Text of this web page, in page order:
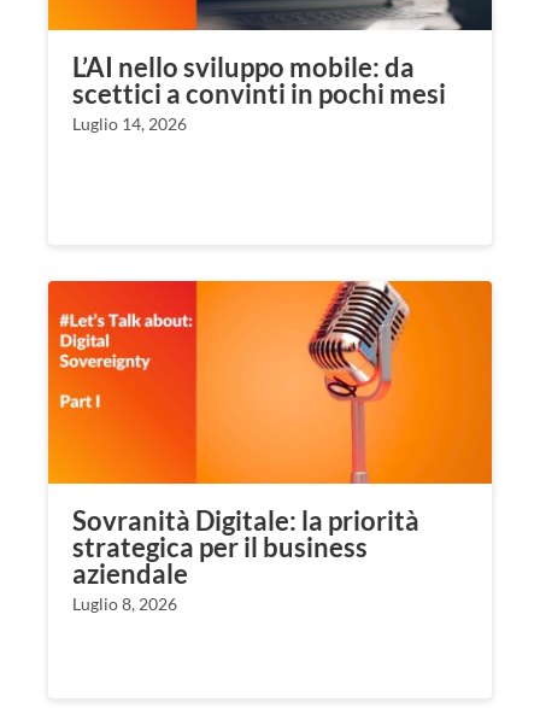
L’AI nello sviluppo mobile: da
scettici a convinti in pochi mesi
Luglio 14, 2026
Sovranità Digitale: la priorità
strategica per il business
aziendale
Luglio 8, 2026